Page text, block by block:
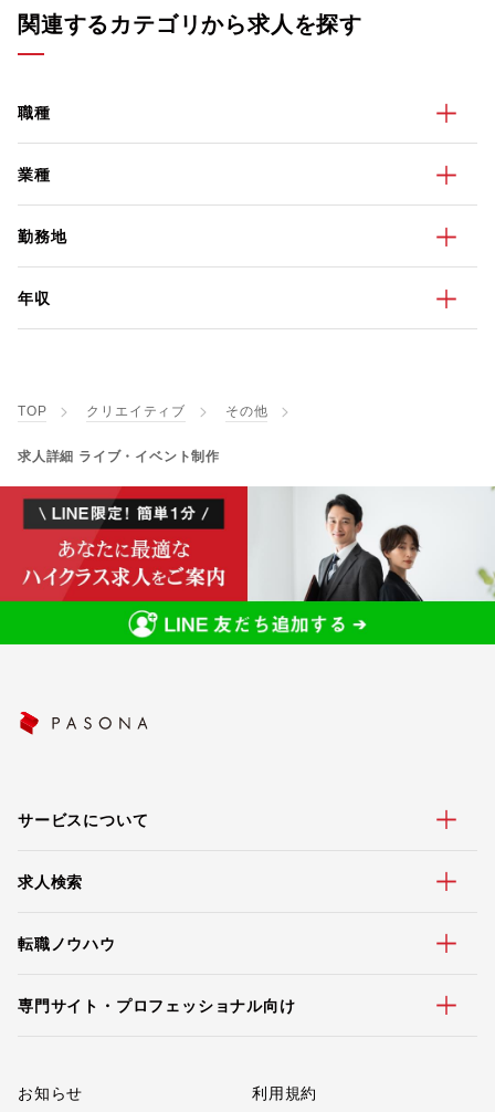
関連するカテゴリから求人を探す
職種
業種
勤務地
年収
TOP クリエイティブ その他
求人詳細 ライブ・イベント制作
サービスについて
求人検索
転職ノウハウ
専門サイト・プロフェッショナル向け
お知らせ 利用規約